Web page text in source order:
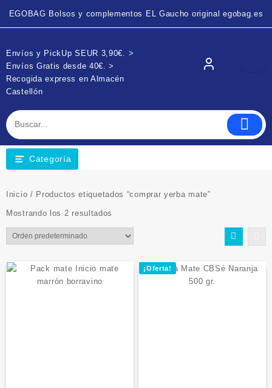
EGOBAG Bolsos y complementos EL Gaucho original egobag.es
Envíos y PickUp SEUR 3,90€. >
Envíos Gratis desde 40€. >
Recogida express en Almacén
Castellón
Categoría
Inicio / Productos etiquetados “comprar yerba mate”
Mostrando los 2 resultados
¡Oferta!